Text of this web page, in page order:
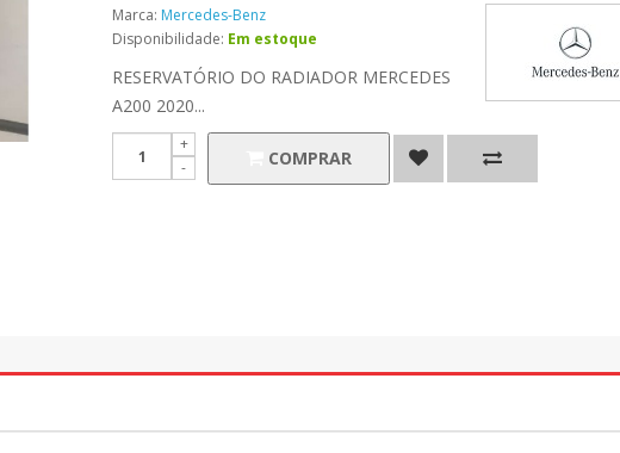
Marca: Mercedes-Benz
Disponibilidade: Em estoque
RESERVATÓRIO DO RADIADOR MERCEDES
A200 2020...
COMPRAR